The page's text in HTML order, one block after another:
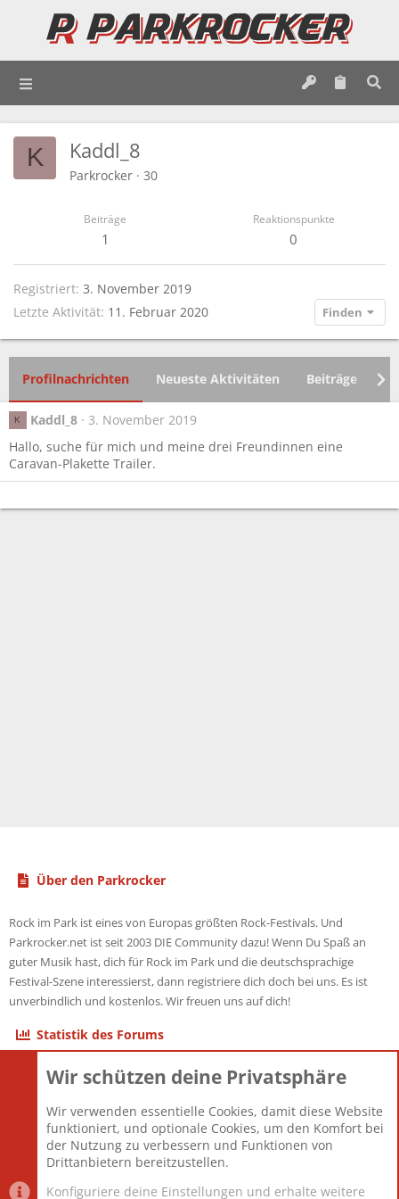
K Kaddl_8
Parkrocker · 30
Beiträge
1
Reaktionspunkte
0
Registriert 3. November 2019
Letzte Aktivität 11. Februar 2020 Finden
Profilnachrichten Neueste Aktivitäten Beiträge
K Kaddl_8
3. November 2019
Hallo, suche für mich und meine drei Freundinnen eine
Caravan-Plakette Trailer.
Über den Parkrocker
Rock im Park ist eines von Europas größten Rock-Festivals. Und
Parkrocker.net ist seit 2003 DIE Community dazu! Wenn Du Spaß an
guter Musik hast, dich für Rock im Park und die deutschsprachige
Festival-Szene interessierst, dann registriere dich doch bei uns. Es ist
unverbindlich und kostenlos. Wir freuen uns auf dich!
Statistik des Forums
Themen
Mitglieder
12.425
Neuestes Mitglied
Toddster85
Wir schützen deine Privatsphäre
Wir verwenden essentielle Cookies, damit diese Website
funktioniert, und optionale Cookies, um den Komfort bei
der Nutzung zu verbessern und Funktionen von
Drittanbietern bereitzustellen.
Konfiguriere deine Einstellungen und erhalte weitere